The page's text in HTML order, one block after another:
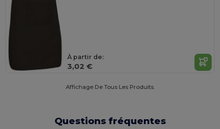
À partir de:
3,02 €
Affichage De Tous Les Produits.
Questions fréquentes